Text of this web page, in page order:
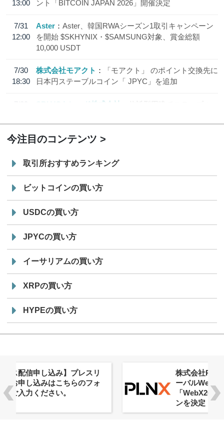
13:00
ント「BITCOIN JAPAN 2026」開催決定
7/31
12:00
Aster
Aster、韓国RWAシーズン1取引キャンペーン
を開始 $SKHYNIX・$SAMSUNG対象、賞金総額
10,000 USDT
7/30
18:30
株式会社モアクト
「モアクト」 のポイント交換先に
日本円ステーブルコイン「 JPYC」を追加
7/29
SBI VCトレード株式会社
信託型円建てステーブル
今注目のコンテンツ
取引所おすすめランキング
ビットコインの買い方
USDCの買い方
JPYCの買い方
イーサリアムの買い方
XRPの買い方
HYPEの買い方
株式会社PlnX、アジア最大級のグロ
ーバルWeb3カンファレンス
「WebX2026」とのコラボレーショ